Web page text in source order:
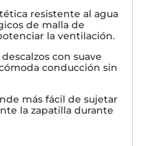
resistente al agua
de malla de
la ventilación.
con suave
conducción sin
más fácil de sujetar
la zapatilla durante